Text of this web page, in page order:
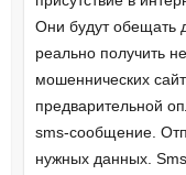
Они будут обещать
реально получить
мошеннических
предварительной
sms-сообщение.
нужных данных.